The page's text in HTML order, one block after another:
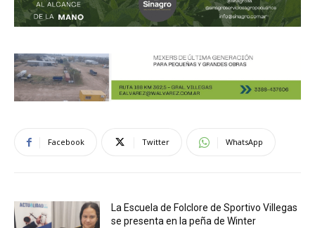
Facebook Twitter WhatsApp
La Escuela de Folclore de Sportivo Villegas
se presenta en la peña de Winter